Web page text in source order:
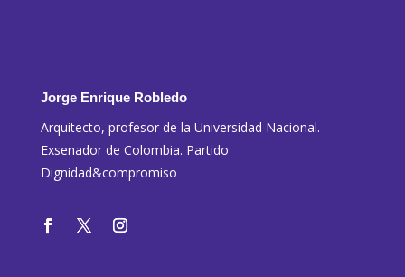
Jorge Enrique Robledo
Arquitecto, profesor de la Universidad Nacional.
Exsenador de Colombia. Partido
Dignidad&compromiso